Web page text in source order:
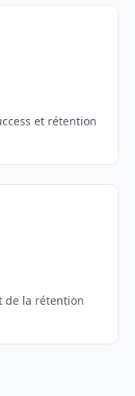
et rétention
de la rétention